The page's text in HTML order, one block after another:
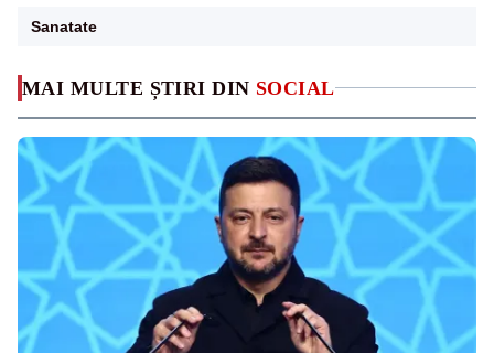
MAI MULTE ȘTIRI DIN SOCIAL
Sanatate